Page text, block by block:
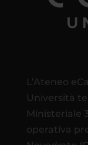
L’Ateneo
Università
Ministeriale
operativa